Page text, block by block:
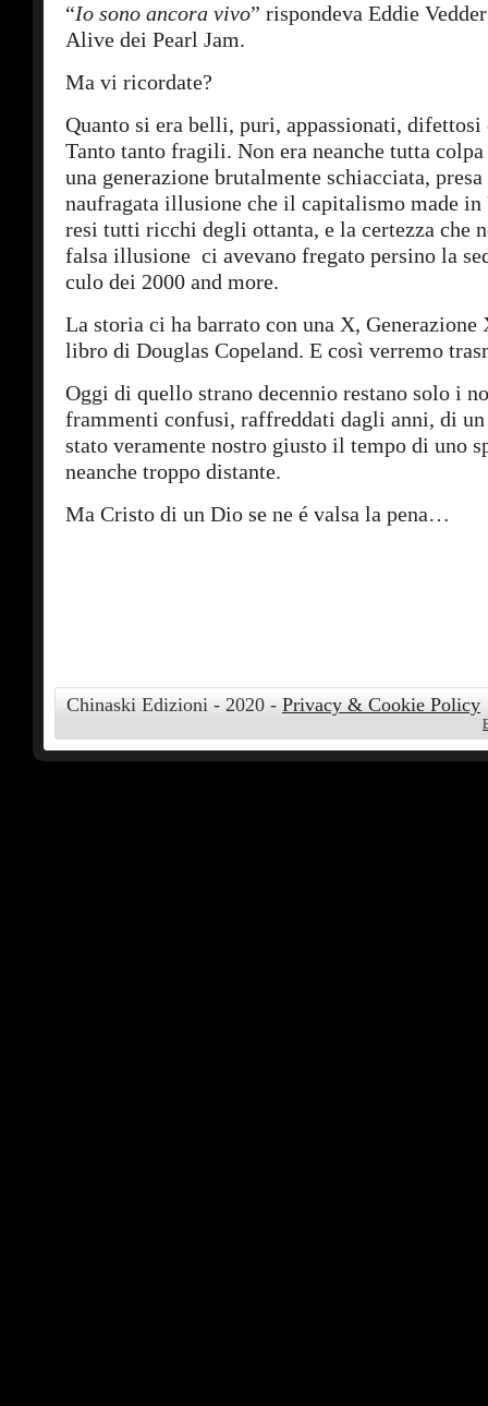
“Io sono ancora vivo” rispondeva Eddie
Alive dei Pearl Jam.
Ma vi ricordate?
Quanto si era belli, puri, appassionati,
Tanto tanto fragili. Non era neanche tutta
una generazione brutalmente schiacciata,
naufragata illusione che il capitalismo made in
resi tutti ricchi degli ottanta, e la certezza che
falsa illusione ci avevano fregato persino la
culo dei 2000 and more.
La storia ci ha barrato con una X,
libro di Douglas Copeland. E così verremo
Oggi di quello strano decennio restano solo i
frammenti confusi, raffreddati dagli anni, di un
stato veramente nostro giusto il tempo di uno
neanche troppo distante.
Ma Cristo di un Dio se ne é valsa la pena…
Chinaski Edizioni - 2020 - Privacy & Cookie Policy